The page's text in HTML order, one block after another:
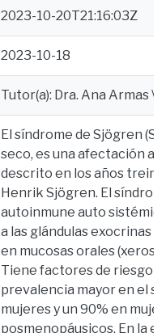
2023-10-20T21:16:03Z
2023-10-18
Tutor(a): Dra. Ana Armas \
El síndrome de Sjögren
seco, es una afectación a
descrito en los años
Henrik Sjögren. El
autoinmune auto
a las glándulas exocrinas
en mucosas orales
Tiene factores de riesgo
prevalencia mayor en el
mujeres y un 90% en
posmenopáusicos. En la